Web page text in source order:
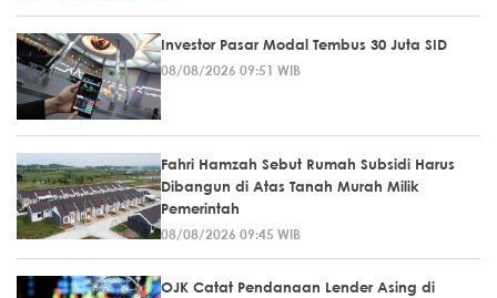
Investor Pasar Modal Tembus 30 Juta SID
08/08/2026 09:51 WIB
Fahri Hamzah Sebut Rumah Subsidi Harus
Dibangun di Atas Tanah Murah Milik
Pemerintah
08/08/2026 09:45 WIB
OJK Catat Pendanaan Lender Asing di